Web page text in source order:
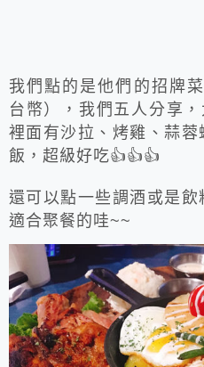
我們點的是他們的招牌
台幣），我們五人分享
裡面有沙拉、烤雞、蒜
飯，超級好吃👍👍👍
還可以點一些調酒或是飲
適合聚餐的哇~~